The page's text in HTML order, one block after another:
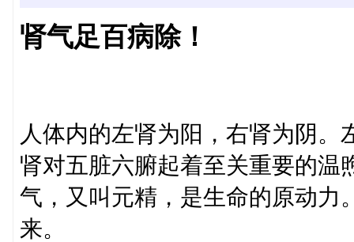
肾气足百病除！
人体内的左肾为阳，右肾为阴
肾对五脏六腑起着至关重要的温
气，又叫元精，是生命的原动力
来。